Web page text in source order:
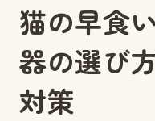
猫の早食
器の選び
対策